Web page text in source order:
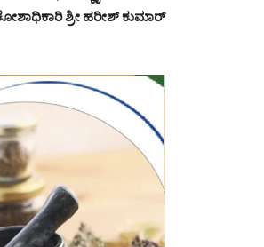
ಶ್ರೀ ಹರೀಶ್ ಕುಮಾರ್